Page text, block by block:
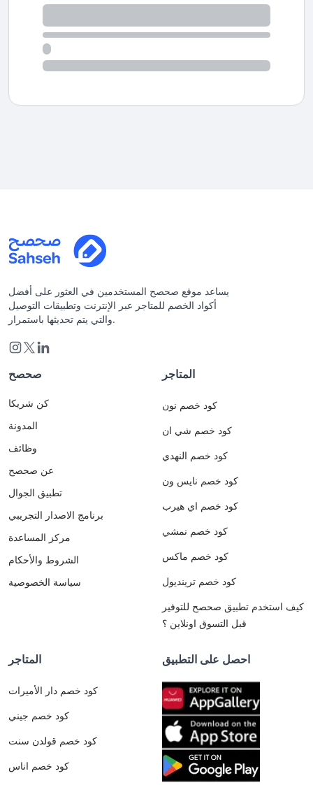
يساعد موقع صحصح المستخدمين في العثور على أفضل
أكواد الخصم للمتاجر عبر الإنترنت وتطبيقات التوصيل
والتي يتم تحديثها باستمرار.
صحصح
كن شريكا
المدونة
وظائف
عن صحصح
تطبيق الجوال
برنامج الاصدار التجريبي
مركز المساعدة
الشروط والأحكام
سياسة الخصوصية
المتاجر
كود خصم نون
كود خصم شي ان
كود خصم النهدي
كود خصم نايس ون
كود خصم اي هيرب
كود خصم نمشي
كود خصم ماكس
كود خصم ترينديول
كيف استخدم تطبيق صحصح للتوفير
قبل التسوق اونلاين ؟
المتاجر
كود خصم دار الأميرات
كود خصم جيني
كود خصم قولدن سنت
كود خصم اناس
احصل على التطبيق